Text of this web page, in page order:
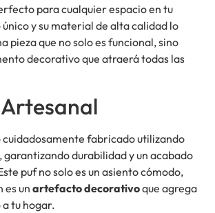
para cualquier espacio en tu
único y su material de alta calidad lo
pieza que no solo es funcional, sino
decorativo que atraerá todas las
cuidadosamente fabricado utilizando
, garantizando durabilidad y un acabado
puf no solo es un asiento cómodo,
es unartefacto decorativoque agrega
tu hogar.